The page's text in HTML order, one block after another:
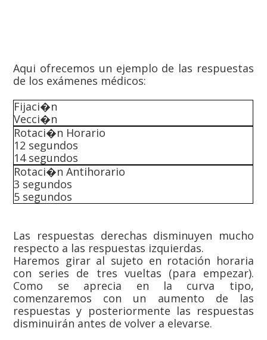
Aqui ofrecemos un ejemplo de las respuestas
de los exámenes médicos:
Fijaci�n
Vecci�n
Rotaci�n Horario
12 segundos
14 segundos
Rotaci�n Antihorario
3 segundos
5 segundos
Las respuestas derechas disminuyen mucho
respecto a las respuestas izquierdas.
Haremos girar al sujeto en rotación horaria
con series de tres vueltas (para empezar).
Como se aprecia en la curva tipo,
comenzaremos con un aumento de las
respuestas y posteriormente las respuestas
disminuirán antes de volver a elevarse.